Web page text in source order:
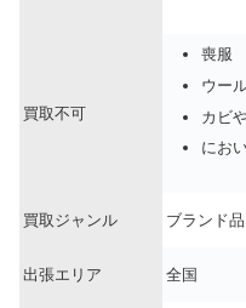
買取不可
喪服
ウー
カビ
にお
買取ジャンル ブランド
出張エリア 全国